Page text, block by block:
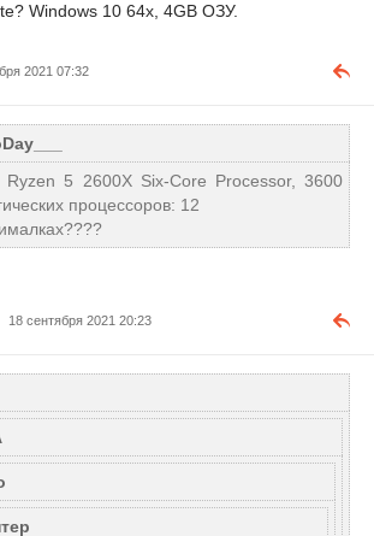
Windows 10 64x, 4GB OЗУ.
2021 07:32
Ryzen 5 2600X Six-Core Processor, 3600
процессоров: 12
18 сентября 2021 20:23